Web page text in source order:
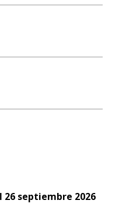
26 septiembre 2026
26 septiembre 2026